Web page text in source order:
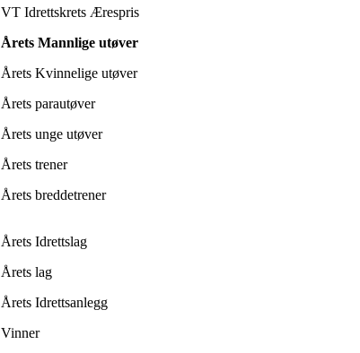
VT Idrettskrets Ærespris
Årets Mannlige utøver
Årets Kvinnelige utøver
Årets parautøver
Årets unge utøver
Årets trener
Årets breddetrener
Årets Idrettslag
Årets lag
Årets Idrettsanlegg
Vinner